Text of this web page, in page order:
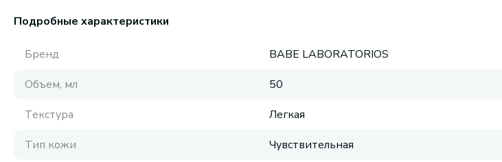
Подробные характеристики
Бренд
BABE LABORATORIOS
Объем, мл
50
Текстура
Легкая
Тип кожи
Чувствительная